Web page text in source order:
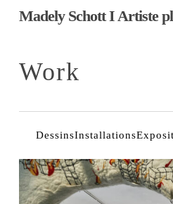
content
Madely Schott I Artiste
Work
DessinsInstallations